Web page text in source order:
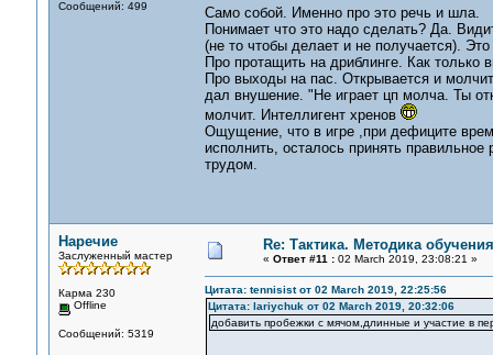
Сообщений: 499
Само собой. Именно про это речь и шла.
Понимает что это надо сделать? Да.
(не то чтобы делает и не получается).
Про протащить на дриблинге. Как только
Про выходы на пас. Открывается и
дал внушение. "Не играет цп молча. Ты
молчит. Интеллигент хренов
Ощущение, что в игре ,при дефиците
исполнить, осталось принять
трудом.
Наречие
Заслуженный мастер
Карма 230
Offline
Сообщений: 5319
Re: Тактика. Методика обучения
« Ответ #11 :02 March 2019, 23:08:21 »
Цитата: tennisist от 02 March 2019, 22:25:56
Цитата: lariychuk от 02 March 2019, 20:32:06
добавить пробежки с мячом,длинные и участие в